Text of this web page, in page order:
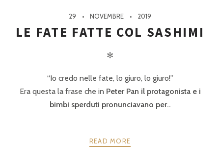
29 NOVEMBRE 2019
LE FATE FATTE COL SASHIMI
✻
“Io credo nelle fate, lo giuro, lo giuro!”
Era questa la frase che in Peter Pan il protagonista e i
bimbi sperduti pronunciavano per..
READ MORE